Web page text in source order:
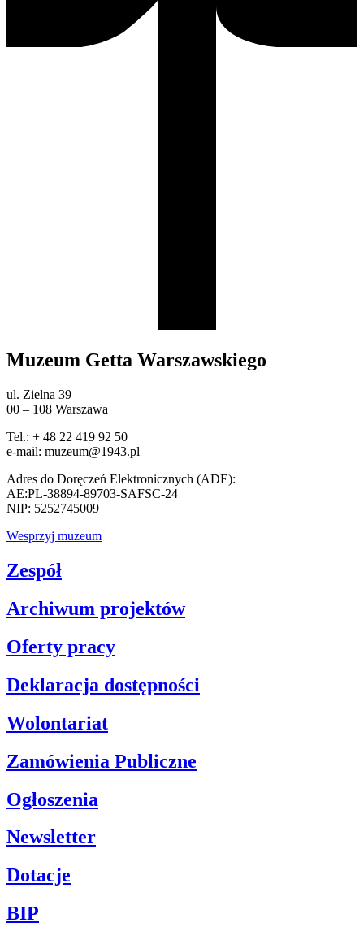
Muzeum Getta Warszawskiego
ul. Zielna 39
00 – 108 Warszawa
Tel.: + 48 22 419 92 50
e-mail: muzeum@1943.pl
Adres do Doręczeń Elektronicznych (ADE):
AE:PL-38894-89703-SAFSC-24
NIP: 5252745009
Wesprzyj muzeum
Zespół
Archiwum projektów
Oferty pracy
Deklaracja dostępności
Wolontariat
Zamówienia Publiczne
Ogłoszenia
Newsletter
Dotacje
BIP